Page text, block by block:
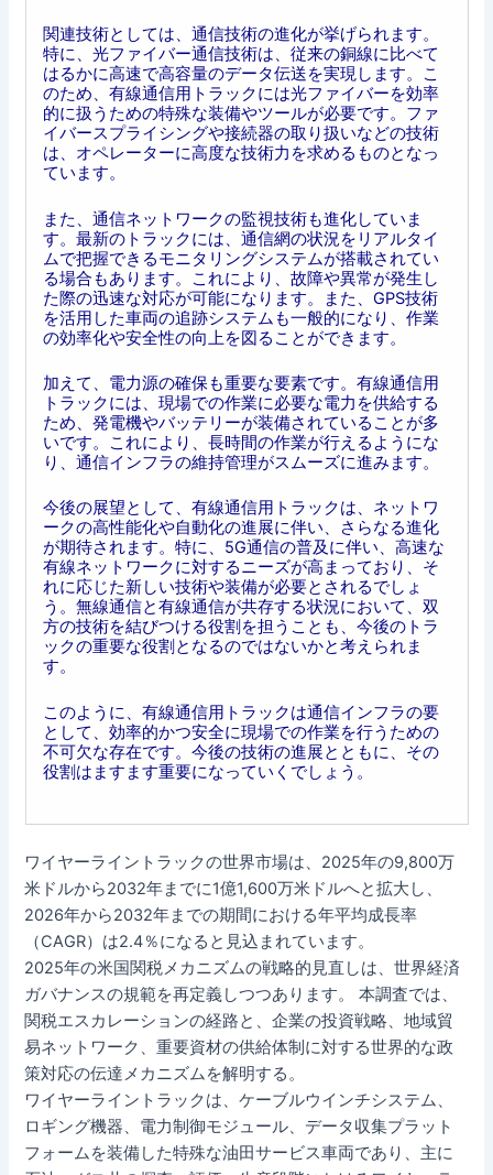
関連技術としては、通信技術の進化が挙げられます。
特に、光ファイバー通信技術は、従来の銅線に比べて
はるかに高速で高容量のデータ伝送を実現します。こ
のため、有線通信用トラックには光ファイバーを効率
的に扱うための特殊な装備やツールが必要です。ファ
イバースプライシングや接続器の取り扱いなどの技術
は、オペレーターに高度な技術力を求めるものとなっ
ています。
また、通信ネットワークの監視技術も進化していま
す。最新のトラックには、通信網の状況をリアルタイ
ムで把握できるモニタリングシステムが搭載されてい
る場合もあります。これにより、故障や異常が発生し
た際の迅速な対応が可能になります。また、GPS技術
を活用した車両の追跡システムも一般的になり、作業
の効率化や安全性の向上を図ることができます。
加えて、電力源の確保も重要な要素です。有線通信用
トラックには、現場での作業に必要な電力を供給する
ため、発電機やバッテリーが装備されていることが多
いです。これにより、長時間の作業が行えるようにな
り、通信インフラの維持管理がスムーズに進みます。
今後の展望として、有線通信用トラックは、ネットワ
ークの高性能化や自動化の進展に伴い、さらなる進化
が期待されます。特に、5G通信の普及に伴い、高速な
有線ネットワークに対するニーズが高まっており、そ
れに応じた新しい技術や装備が必要とされるでしょ
う。無線通信と有線通信が共存する状況において、双
方の技術を結びつける役割を担うことも、今後のトラ
ックの重要な役割となるのではないかと考えられま
す。
このように、有線通信用トラックは通信インフラの要
として、効率的かつ安全に現場での作業を行うための
不可欠な存在です。今後の技術の進展とともに、その
役割はますます重要になっていくでしょう。
ワイヤーライントラックの世界市場は、2025年の9,800万
米ドルから2032年までに1億1,600万米ドルへと拡大し、
2026年から2032年までの期間における年平均成長率
（CAGR）は2.4％になると見込まれています。
2025年の米国関税メカニズムの戦略的見直しは、世界経済
ガバナンスの規範を再定義しつつあります。 本調査では、
関税エスカレーションの経路と、企業の投資戦略、地域貿
易ネットワーク、重要資材の供給体制に対する世界的な政
策対応の伝達メカニズムを解明する。
ワイヤーライントラックは、ケーブルウインチシステム、
ロギング機器、電力制御モジュール、データ収集プラット
フォームを装備した特殊な油田サービス車両であり、主に